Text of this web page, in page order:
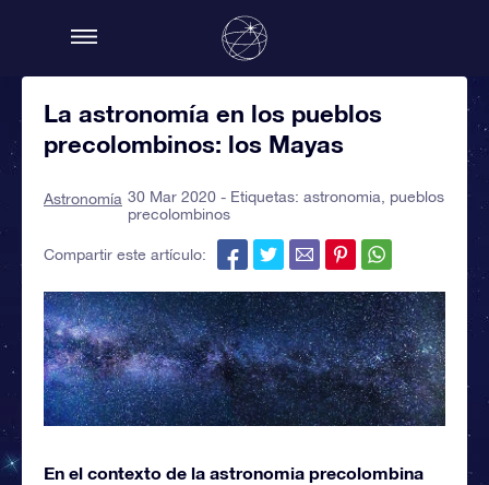
La astronomía en los pueblos
precolombinos: los Mayas
Astronomía 30 Mar 2020 - Etiquetas: astronomia
pueblos
precolombinos
Compartir este artículo:
En el contexto de la astronomia precolombina